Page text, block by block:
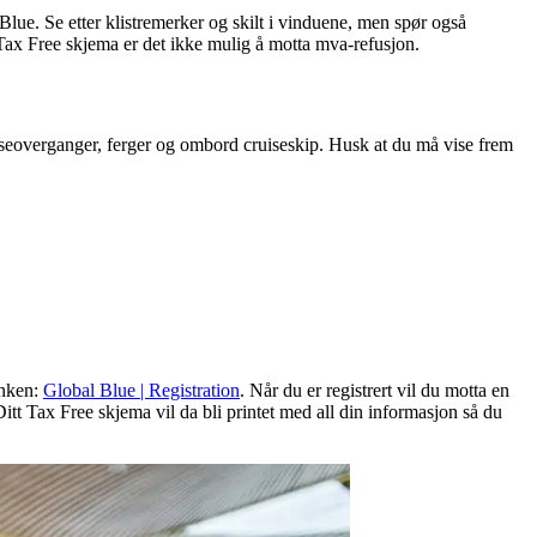
Se etter klistremerker og skilt i vinduene, men spør også
Free skjema er det ikke mulig å motta mva-refusjon.
ferger og ombord cruiseskip. Husk at du må vise frem
Global Blue | Registration. Når du er registrert vil du motta en
Tax Free skjema vil da bli printet med all din informasjon så du